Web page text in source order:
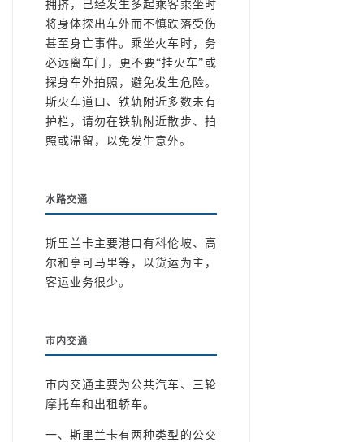
拥挤，已经发生多起乘客乘坐时
将身体探出车外而不慎跌落受伤
甚至身亡事件。乘坐火车时，务
必远离车门，更不要“挂火车”或
探身车外拍照，避免发生危险。
斯火车道口、铁轨附近多数未有
护栏，请勿在铁轨附近散步、拍
照或滞留，以免发生意外。
水路交通
斯里兰卡主要港口有科伦坡、高
尔和亭可马里等，以货运为主，
客运业务很少。
市内交通
市内交通主要为公共汽车、三轮
摩托车和出租轿车。
一、斯里兰卡有两种类型的公交